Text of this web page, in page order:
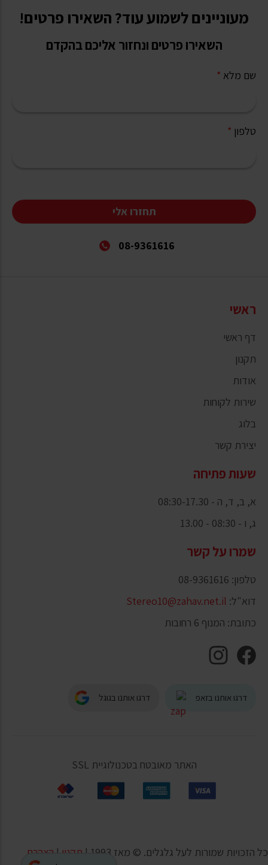
מעוניינים לשמוע עוד? השאירו פרטים!
השאירו פרטים ונחזור אליכם בהקדם
שם מלא *
טלפון *
תחזרו אלי
08-9361616
ראשי
דף ראשי
תקנון
אודות
שירות לקוחות
בלוג
יצירת קשר
שעות פתיחה
א, ב, ד, ה - 08:30-17.30
ג, ו - 08:30 - 13.00
שמרו על קשר
טלפון: 08-9361616
דוא"ל: Stereo10@zahav.net.il
כתובת: המנוף 6 רחובות
דרגו אותנו בזאפ דרגו אותנו בגוגל
האתר מאובטח בטכנולוגיית SSL
כל הזכויות שמורות לעל גלגלים. © מאז 1993 | תקנון | הצהרת